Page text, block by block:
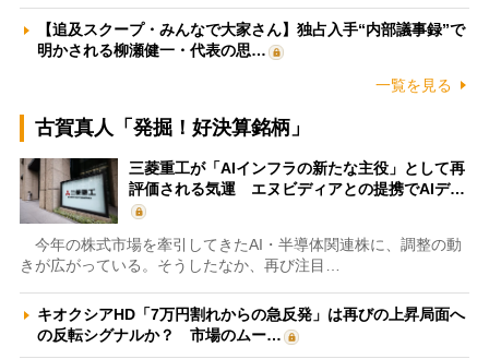
【追及スクープ・みんなで大家さん】独占入手“内部議事録”で
明かされる柳瀬健一・代表の思…
一覧を見る
古賀真人「発掘！好決算銘柄」
三菱重工が「AIインフラの新たな主役」として再
評価される気運 エヌビディアとの提携でAIデ…
今年の株式市場を牽引してきたAI・半導体関連株に、調整の動
きが広がっている。そうしたなか、再び注目…
キオクシアHD「7万円割れからの急反発」は再びの上昇局面へ
の反転シグナルか？ 市場のムー…